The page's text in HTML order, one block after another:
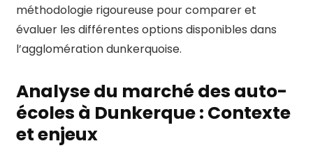
méthodologie rigoureuse pour comparer et
évaluer les différentes options disponibles dans
l’agglomération dunkerquoise.
Analyse du marché des auto-
écoles à Dunkerque : Contexte
et enjeux